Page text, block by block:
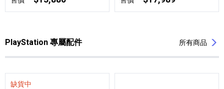
PlayStation 專屬配件 所有商品
缺貨中